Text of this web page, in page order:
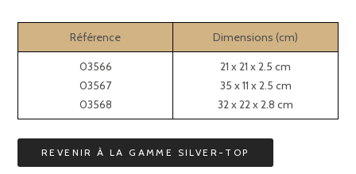
Référence Dimensions (cm)
03566
03567
03568
21 x 21 x 2.5 cm
35 x 11 x 2.5 cm
32 x 22 x 2.8 cm